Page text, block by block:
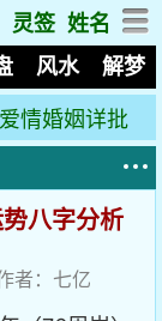
灵签 姓名
风水 解梦
爱情婚姻详批
八字分析
者：七亿